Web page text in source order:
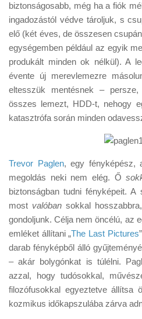
Tanácsok
Érdekességek
Helyszíni Riport
E-BB
biztonságosabb, még ha a fiók
ingadozástól védve tároljuk, s
elő (két éves, de összesen
egységemben például az egyik
produkált minden ok nélkül). A
évente új merevlemezre
eltesszük mentésnek –
összes lemezt, HDD-t, nehogy
katasztrófa során minden
Trevor Paglen, egy fényképész,
megoldás neki nem elég. Ő
biztonságban tudni fényképeit.
most valóban sokkal
gondoljunk. Célja nem öncélú, az
emléket állítani „The Last Pictures
darab fényképből álló
– akár bolygónkat is túlélni.
azzal, hogy tudósokkal,
filozófusokkal egyeztetve állítsa
kozmikus időkapszulába zárva